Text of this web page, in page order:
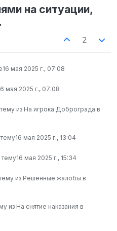
на ситуации,
2
16 мая 2025 г., 07:08
мая 2025 г., 07:08
из На игрока Доброграда в
16 мая 2025 г., 13:04
тему16 мая 2025 г., 15:34
из Решенные жалобы в
из На снятие наказания в